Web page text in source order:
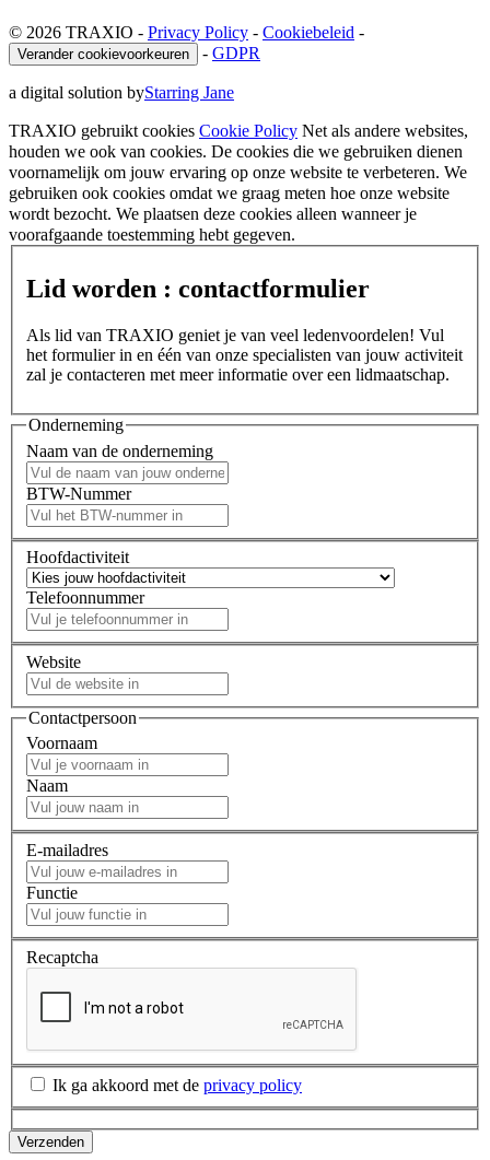
© 2026 TRAXIO - Privacy Policy - Cookiebeleid -
Verander cookievoorkeuren - GDPR
a digital solution byStarring Jane
TRAXIO gebruikt cookies Cookie Policy Net als andere websites,
houden we ook van cookies. De cookies die we gebruiken dienen
voornamelijk om jouw ervaring op onze website te verbeteren. We
gebruiken ook cookies omdat we graag meten hoe onze website
wordt bezocht. We plaatsen deze cookies alleen wanneer je
voorafgaande toestemming hebt gegeven.
Lid worden : contactformulier
Als lid van TRAXIO geniet je van veel ledenvoordelen! Vul
het formulier in en één van onze specialisten van jouw activiteit
zal je contacteren met meer informatie over een lidmaatschap.
Onderneming
Naam van de onderneming
BTW-Nummer
Hoofdactiviteit
Telefoonnummer
Website
Contactpersoon
Voornaam
Naam
E-mailadres
Functie
Recaptcha
Ik ga akkoord met de privacy policy